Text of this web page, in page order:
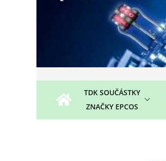
TDK SOUČÁSTKY
ZNAČKY EPCOS